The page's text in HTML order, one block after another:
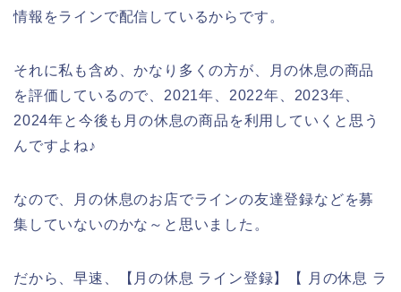
情報をラインで配信しているからです。
それに私も含め、かなり多くの方が、月の休息の商品
を評価しているので、2021年、2022年、2023年、
2024年と今後も月の休息の商品を利用していくと思う
んですよね♪
なので、月の休息のお店でラインの友達登録などを募
集していないのかな～と思いました。
だから、早速、【月の休息 ライン登録】【 月の休息 ラ